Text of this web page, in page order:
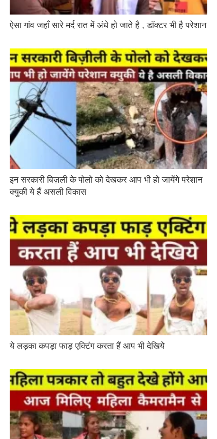
ऐसा गांव जहाँ सारे मर्द रात में अंधे हो जाते है , डॉक्टर भी है परेशान
इन सरकारी बिज़ली के पोलो को देखकर आप भी हो जायेंगे परेशान
क्युकी ये हैं असली विकास
ये लड़का कपड़ा फाड़ एक्टिंग करता हैं आप भी देखिये